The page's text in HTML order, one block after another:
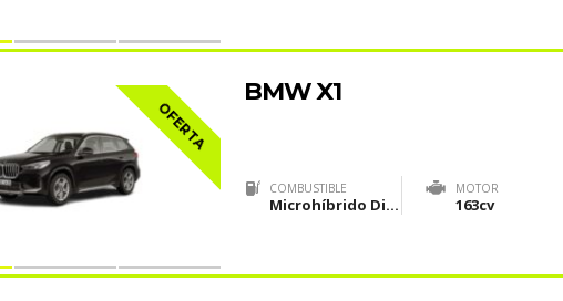
OFERTA
BMW X1
COMBUSTIBLE
Microhíbrido Diesel(MHEV)
MOTOR
163cv